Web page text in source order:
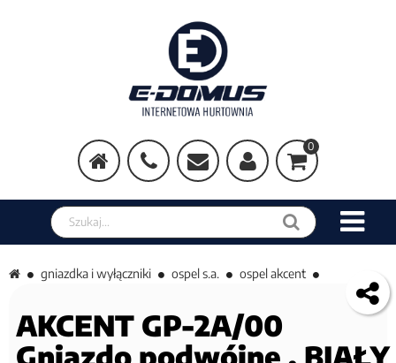
0
Szukaj w sklepie
gniazdka i wyłączniki ospel s.a. ospel akcent
AKCENT GP-2A/00
Gniazdo podwójne , BIAŁY